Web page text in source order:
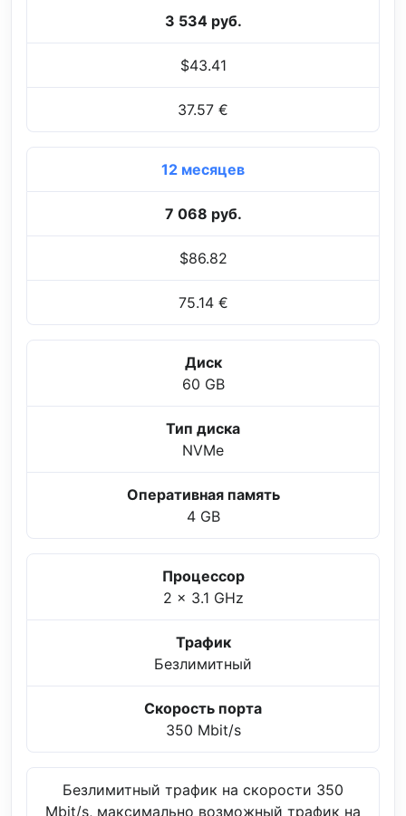
3 534 руб.
$43.41
37.57 €
12 месяцев
7 068 руб.
$86.82
75.14 €
Диск
60 GB
Тип диска
NVMe
Оперативная память
4 GB
Процессор
2 x 3.1 GHz
Трафик
Безлимитный
Скорость порта
350 Mbit/s
Безлимитный трафик на скорости 350
Mbit/s, максимально возможный трафик на